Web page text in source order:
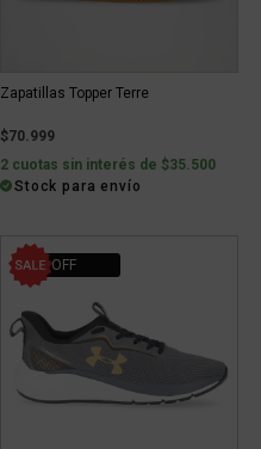
Zapatillas Topper Terre
$70.999
2 cuotas sin interés de $35.500
Stock para envío
41% OFF